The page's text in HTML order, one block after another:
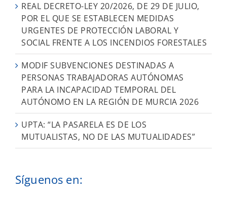
REAL DECRETO-LEY 20/2026, DE 29 DE JULIO,
POR EL QUE SE ESTABLECEN MEDIDAS
URGENTES DE PROTECCIÓN LABORAL Y
SOCIAL FRENTE A LOS INCENDIOS FORESTALES
MODIF SUBVENCIONES DESTINADAS A
PERSONAS TRABAJADORAS AUTÓNOMAS
PARA LA INCAPACIDAD TEMPORAL DEL
AUTÓNOMO EN LA REGIÓN DE MURCIA 2026
UPTA: “LA PASARELA ES DE LOS
MUTUALISTAS, NO DE LAS MUTUALIDADES”
Síguenos en: